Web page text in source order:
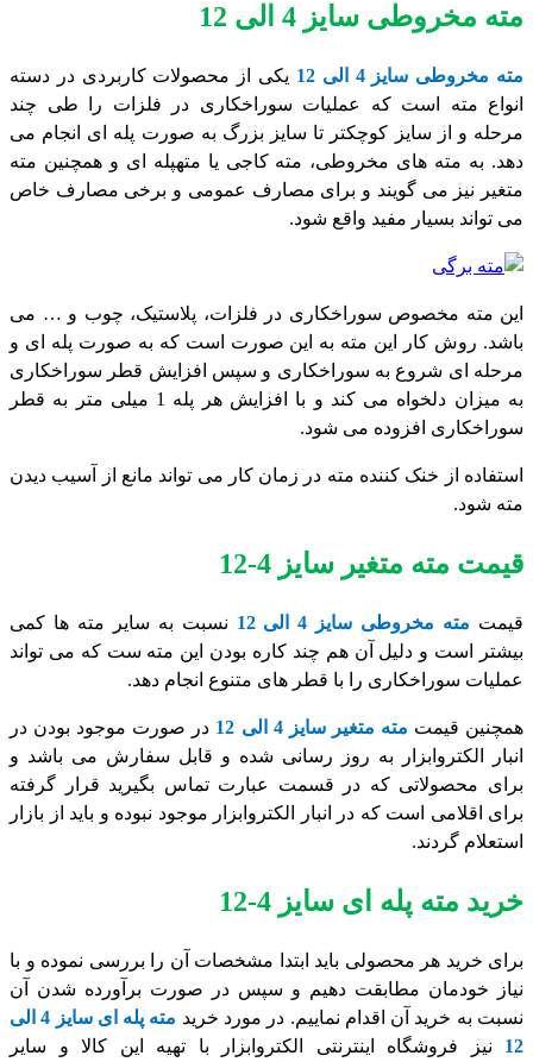
مته مخروطی سایز 4 الی 12
مته مخروطی سایز 4 الی 12
یکی از محصولات کاربردی در دسته
انواع مته است که عملیات سوراخکاری در فلزات را طی چند
مرحله و از سایز کوچکتر تا سایز بزرگ به صورت پله ای انجام می
دهد. به مته های مخروطی، مته کاجی یا متهپله ای و همچنین مته
متغیر نیز می گویند و برای مصارف عمومی و برخی مصارف خاص
می تواند بسیار مفید واقع شود.
این مته مخصوص سوراخکاری در فلزات، پلاستیک، چوب و … می
باشد. روش کار این مته به این صورت است که به صورت پله ای و
مرحله ای شروع به سوراخکاری و سپس افزایش قطر سوراخکاری
به میزان دلخواه می کند و با افزایش هر پله 1 میلی متر به قطر
سوراخکاری افزوده می شود.
استفاده از خنک کننده مته در زمان کار می تواند مانع از آسیب دیدن
مته شود.
قیمت مته متغیر سایز 4-12
قیمت مته مخروطی سایز 4 الی 12
نسبت به سایر مته ها کمی
بیشتر است و دلیل آن هم چند کاره بودن این مته ست که می تواند
عملیات سوراخکاری را با قطر های متنوع انجام دهد.
همچنین قیمت مته متغیر سایز 4 الی 12
در صورت موجود بودن در
انبار الکتروابزار به روز رسانی شده و قابل سفارش می باشد و
برای محصولاتی که در قسمت عبارت تماس بگیرید قرار گرفته
برای اقلامی است که در انبار الکتروابزار موجود نبوده و باید از بازار
استعلام گردند.
خرید مته پله ای سایز 4-12
برای خرید هر محصولی باید ابتدا مشخصات آن را بررسی نموده و با
نیاز خودمان مطابقت دهیم و سپس در صورت برآورده شدن آن
نسبت به خرید آن اقدام نماییم. در مورد خرید
مته پله ای سایز 4 الی
12
نیز فروشگاه اینترنتی الکتروابزار با تهیه این کالا و سایر